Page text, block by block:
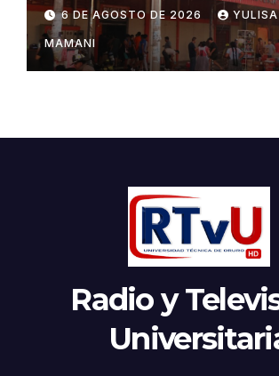
feria Barrio Lindo
6 DE AGOSTO DE 2026
MAMANI
Radio y